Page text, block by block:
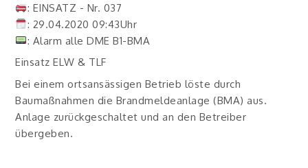
: EINSATZ - Nr. 037
: 29.04.2020 09:43Uhr
: Alarm alle DME B1-BMA
Einsatz ELW & TLF
Bei einem ortsansässigen Betrieb löste durch
Baumaßnahmen die Brandmeldeanlage (BMA) aus.
Anlage zurückgeschaltet und an den Betreiber
übergeben.